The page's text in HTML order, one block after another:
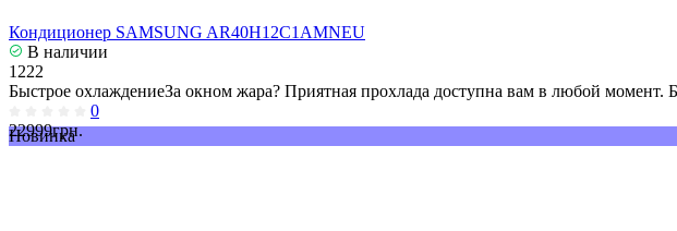
Кондиционер SAMSUNG AR40H12C1AMNEU
В наличии
1222
Быстрое охлаждениеЗа окном жара? Приятная прохлада доступна вам в любой момент.
0
22999грн.
Новинка